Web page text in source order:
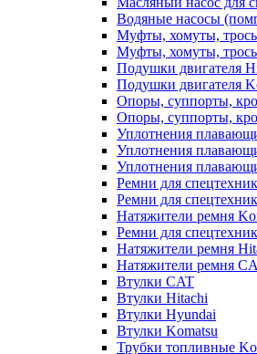
Водяные насосы
Муфты, хомуты,
Муфты, хомуты,
Подушки двигателя
Подушки двигателя
Опоры, суппорты,
Опоры, суппорты,
Уплотнения
Уплотнения
Уплотнения
Ремни для
Ремни для
Натяжители ремня
Ремни для
Натяжители ремня
Натяжители ремня
Втулки CAT
Втулки Hitachi
Втулки Hyundai
Втулки Komatsu
Трубки топливные